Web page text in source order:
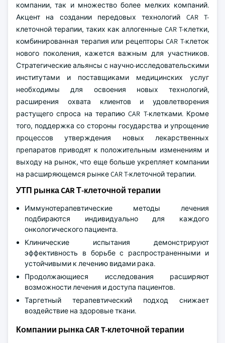
компании, так и множество более мелких компаний.
Акцент на создании передовых технологий CAR T-
клеточной терапии, таких как аллогенные CAR T-клетки,
комбинированная терапия или рецепторы CAR T-клеток
нового поколения, кажется важным для участников.
Стратегические альянсы с научно-исследовательскими
институтами и поставщиками медицинских услуг
необходимы для освоения новых технологий,
расширения охвата клиентов и удовлетворения
растущего спроса на терапию CAR T-клетками. Кроме
того, поддержка со стороны государства и упрощение
процессов утверждения новых лекарственных
препаратов приводят к положительным изменениям и
выходу на рынок, что еще больше укрепляет компании
на расширяющемся рынке CAR T-клеточной терапии.
УТП рынка CAR Т-клеточной терапии
Иммунотерапевтические методы лечения
подбираются индивидуально для каждого
онкологического пациента.
Клинические испытания демонстрируют
эффективность в борьбе с распространенными и
устойчивыми к лечению видами рака.
Продолжающиеся исследования расширяют
возможности лечения и доступа пациентов.
Таргетный терапевтический подход снижает
воздействие на здоровые ткани.
Компании рынка CAR T-клеточной терапии